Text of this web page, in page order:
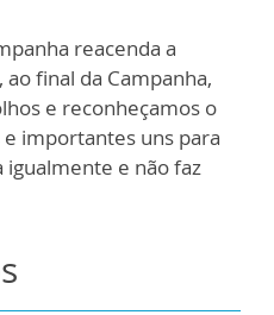
reacenda a
final da Campanha,
e reconheçamos o
importantes uns para
igualmente e não faz